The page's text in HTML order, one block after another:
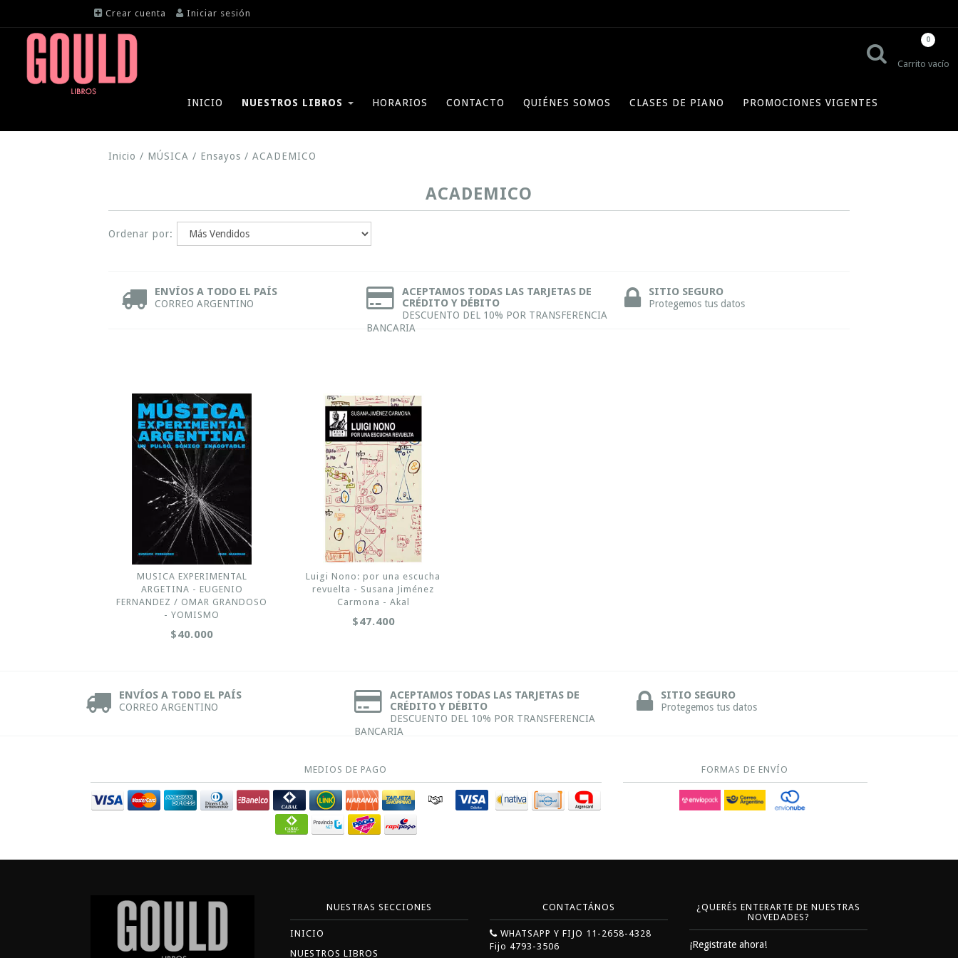
Crear cuenta Iniciar sesión
Carrito vacío
0
INICIO NUESTROS LIBROS HORARIOS CONTACTO QUIÉNES SOMOS CLASES DE PIANO PROMOCIONES VIGENTES
Inicio / MÚSICA / Ensayos / ACADEMICO
ACADEMICO
Ordenar por:
ENVÍOS A TODO EL PAÍS
CORREO ARGENTINO
ACEPTAMOS TODAS LAS TARJETAS DE
CRÉDITO Y DÉBITO
DESCUENTO DEL 10% POR TRANSFERENCIA
BANCARIA
SITIO SEGURO
Protegemos tus datos
MUSICA EXPERIMENTAL
ARGETINA - EUGENIO
FERNANDEZ / OMAR GRANDOSO
- YOMISMO
$40.000
Luigi Nono: por una escucha
revuelta - Susana Jiménez
Carmona - Akal
$47.400
ENVÍOS A TODO EL PAÍS
CORREO ARGENTINO
ACEPTAMOS TODAS LAS TARJETAS DE
CRÉDITO Y DÉBITO
DESCUENTO DEL 10% POR TRANSFERENCIA
BANCARIA
SITIO SEGURO
Protegemos tus datos
MEDIOS DE PAGO FORMAS DE ENVÍO
NUESTRAS SECCIONES
INICIO
NUESTROS LIBROS
CONTACTÁNOS
WHATSAPP Y FIJO 11-2658-4328
Fijo 4793-3506
¿QUERÉS ENTERARTE DE NUESTRAS
NOVEDADES?
¡Registrate ahora!